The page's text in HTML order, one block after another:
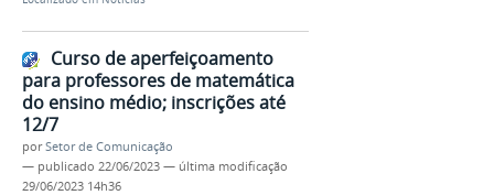
Curso de aperfeiçoamento
para professores de matemática
do ensino médio; inscrições até
12/7
porSetor de Comunicação
— publicado 22/06/2023 — última modificação
29/06/2023 14h36